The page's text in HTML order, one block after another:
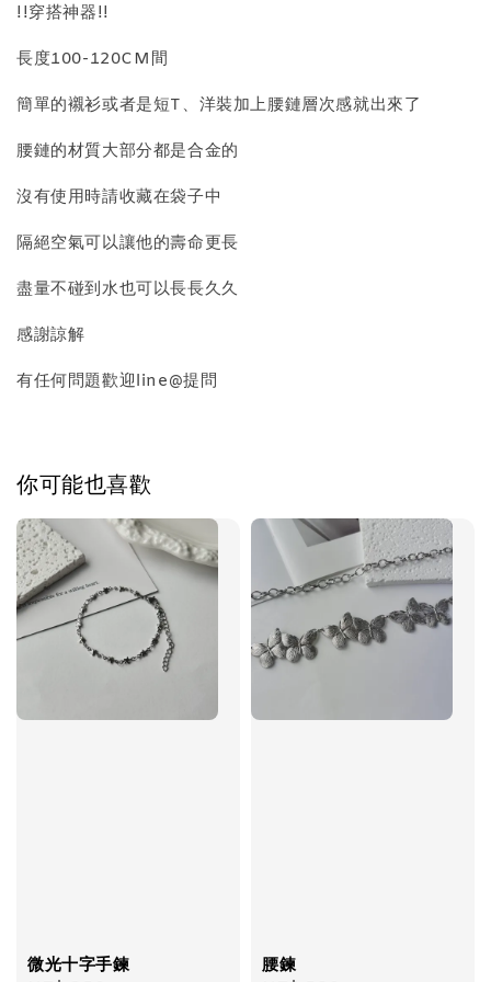
質感飾品收納盒
NT$ 399
!!穿搭神器!!
長度100-120CM間
簡單的襯衫或者是短T、洋裝加上腰鏈層次感就出來了
腰鏈的材質大部分都是合金的
沒有使用時請收藏在袋子中
隔絕空氣可以讓他的壽命更長
盡量不碰到水也可以長長久久
感謝諒解
有任何問題歡迎line@提問
你可能也喜歡
微光十字手鍊 腰鍊